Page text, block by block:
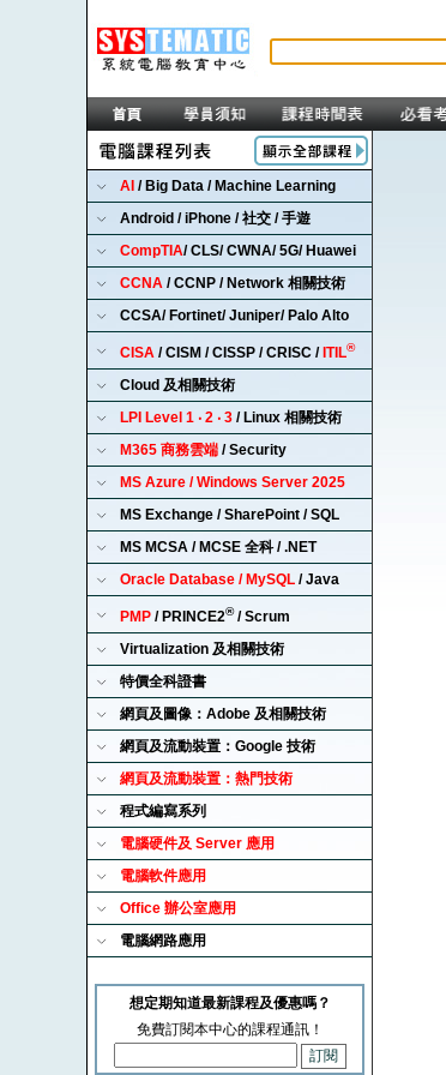
AI / Big Data / Machine Learning
Android / iPhone / 社交 / 手遊
CompTIA/ CLS/ CWNA/ 5G/ Huawei
CCNA / CCNP / Network 相關技術
CCSA/ Fortinet/ Juniper/ Palo Alto
CISA / CISM / CISSP / CRISC / ITIL®
Cloud 及相關技術
LPI Level 1 ‧ 2 ‧ 3 / Linux 相關技術
M365 商務雲端 / Security
MS Azure / Windows Server 2025
MS Exchange / SharePoint / SQL
MS MCSA / MCSE 全科 / .NET
Oracle Database / MySQL / Java
PMP / PRINCE2®/ Scrum
Virtualization 及相關技術
特價全科證書
網頁及圖像：Adobe 及相關技術
網頁及流動裝置：Google 技術
網頁及流動裝置：熱門技術
程式編寫系列
電腦硬件及 Server 應用
電腦軟件應用
Office 辦公室應用
電腦網路應用
想定期知道最新課程及優惠嗎？
免費訂閱本中心的課程通訊！